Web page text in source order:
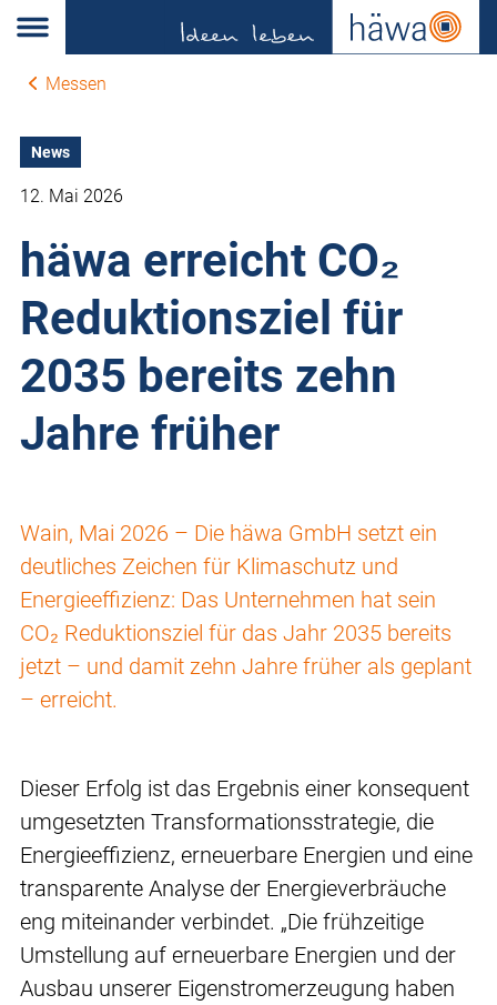
Messen
News
12. Mai 2026
häwa erreicht CO₂
Reduktionsziel für
2035 bereits zehn
Jahre früher
Wain, Mai 2026 – Die häwa GmbH setzt ein
deutliches Zeichen für Klimaschutz und
Energieeffizienz: Das Unternehmen hat sein
CO₂ Reduktionsziel für das Jahr 2035 bereits
jetzt – und damit zehn Jahre früher als geplant
– erreicht.
Dieser Erfolg ist das Ergebnis einer konsequent
umgesetzten Transformationsstrategie, die
Energieeffizienz, erneuerbare Energien und eine
transparente Analyse der Energieverbräuche
eng miteinander verbindet. „Die frühzeitige
Umstellung auf erneuerbare Energien und der
Ausbau unserer Eigenstromerzeugung haben